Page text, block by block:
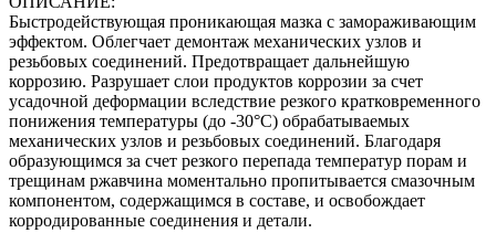
Быстродействующая проникающая мазка с замораживающим
эффектом. Облегчает демонтаж механических узлов и
резьбовых соединений. Предотвращает дальнейшую
коррозию. Разрушает слои продуктов коррозии за счет
усадочной деформации вследствие резкого кратковременного
понижения температуры (до -30°С) обрабатываемых
механических узлов и резьбовых соединений. Благодаря
образующимся за счет резкого перепада температур порам и
трещинам ржавчина моментально пропитывается смазочным
компонентом, содержащимся в составе, и освобождает
корродированные соединения и детали.